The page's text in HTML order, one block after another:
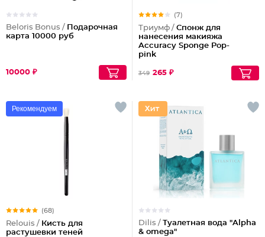
Beloris Bonus / Подарочная
карта 10000 руб
10000 ₽
(7)
Триумф / Спонж для
нанесения макияжа
Accuracy Sponge Pop-
pink
349 265 ₽
Рекомендуем
(68)
Relouis / Кисть для
растушевки теней
Dilis / Туалетная вода "Alpha
& omega"